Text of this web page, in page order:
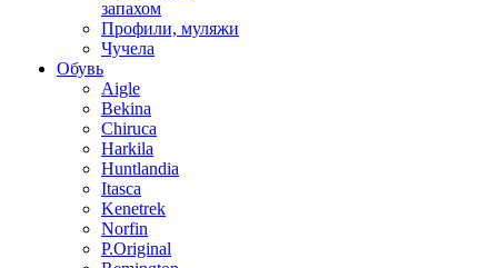
запахом
Профили, муляжи
Чучела
Обувь
Aigle
Bekina
Chiruсa
Harkila
Huntlandia
Itasca
Kenetrek
Norfin
P.Original